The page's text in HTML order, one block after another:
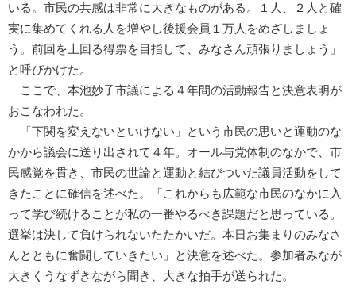
いる。市民の共感は非常に大きなものがある。１人、２人と確
実に集めてくれる人を増やし後援会員１万人をめざしましょ
う。前回を上回る得票を目指して、みなさん頑張りましょう」
と呼びかけた。
ここで、本池妙子市議による４年間の活動報告と決意表明が
おこなわれた。
「下関を変えないといけない」という市民の思いと運動のな
かから議会に送り出されて４年。オール与党体制のなかで、市
民感覚を貫き、市民の世論と運動と結びついた議員活動をして
きたことに確信を述べた。「これからも広範な市民のなかに入
って学び続けることが私の一番やるべき課題だと思っている。
選挙は決して負けられないたたかいだ。本日お集まりのみなさ
んとともに奮闘していきたい」と決意を述べた。参加者みなが
大きくうなずきながら聞き、大きな拍手が送られた。